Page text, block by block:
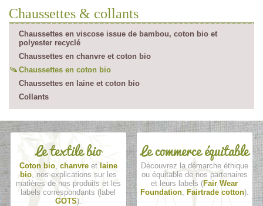
Chaussettes & collants
Chaussettes en viscose issue de bambou, coton bio et
polyester recyclé
Chaussettes en chanvre et coton bio
Chaussettes en coton bio
Chaussettes en laine et coton bio
Collants
Le textile bio
Coton bio, chanvreet laine
bio, nos explications sur les
matières de nos produits et les
labels correspondants (label
GOTS).
Le commerce équitable
Découvrez la démarche éthique
ou équitable de nos partenaires
et leurs labels (Fair Wear
Foundation, Fairtrade cotton).